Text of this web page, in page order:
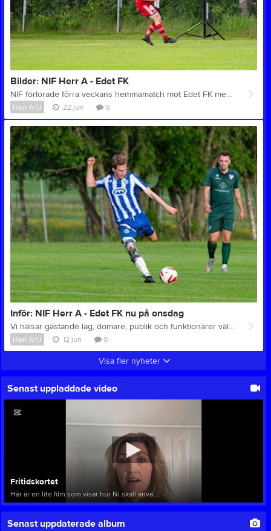
Bilder: NIF Herr A - Edet FK
NIF förlorade förra veckans hemmamatch mot Edet FK med uddamålet 3-2. Se bilder från matchen här Foto: Patrik Edberg
Herr A/U 22 jun 0
Inför: NIF Herr A - Edet FK nu på onsdag
Vi hälsar gästande lag, domare, publik och funktionärer välkomna till Brovallen för ny hemmamatch för NIF:s Herr A-lag fotboll! Herrar Div 5 Nordvästra Nossebro IF - Edet FK Onsdag 17 juni kl. 19.00 Brovallen Ta gärna cykeln eller gå till Brovallen! SMHI väderprognos Entré: Vuxna (16 år och äldre) 50 kr Under 16 år fri entré Kiosk: Kiosken är öppen - vi säljer korv med bröd, kaffe, kaka, godis och dricka vid varje hemmamatch - samt hamburgare direkt från grillen vid de flesta matcherna! Vi tar Swish och kontanter i Entrén och i Kiosken. Lotter: Vid utvalda matcher kan man köpa lotter av våra ungdomsspelare och vinna godispåsar! Toaletter: Toalett finns tillgänglig för publiken vid våra hemmamatcher på Brovallen och Sparbanksvallen Stallaholm. Matchbollar: Dagens MATCHBOLLAR skänkta av: Monterra.se, Nordway Store AB/VANO IT, Schedevi Psykiatri, Rest: Liljedahl/Nosse Kvarn, Pipelife Sverige AB Vi tackar alla våra sponsorer för Ert stöd! Länkar: Min Fotboll - Livescore Matchfakta VFF: NIF - Edet FK Herrar Div 5 Nordvästra - Spelprogram och tabell Edet FK hemsida Bilder från tidigare matcher Information om alla våra anläggningar Nästa hemmamatch är den 26 juni mot Ardala GoIF. Välkomna till Brovallen!
Herr A/U 12 jun 0
Visa fler nyheter
Senast uppladdade video
Fritidskortet
Här är en lite film som visar hur Ni skall anvä...
Senast uppdaterade album